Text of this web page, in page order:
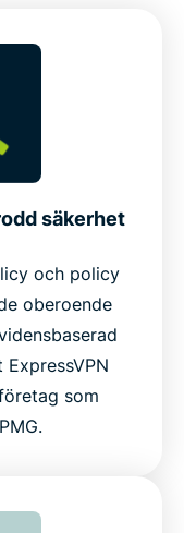
säkerhet
och policy
oberoende
som